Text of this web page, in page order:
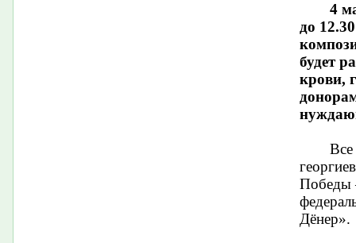
4
до
будет
крови,
Все
Победы
Дёнер».